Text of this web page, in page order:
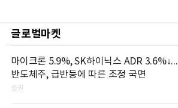
글로벌마켓
마이크론 5.9%, SK하이닉스 ADR 3.6%↓...
반도체주, 급반등에 따른 조정 국면
증권